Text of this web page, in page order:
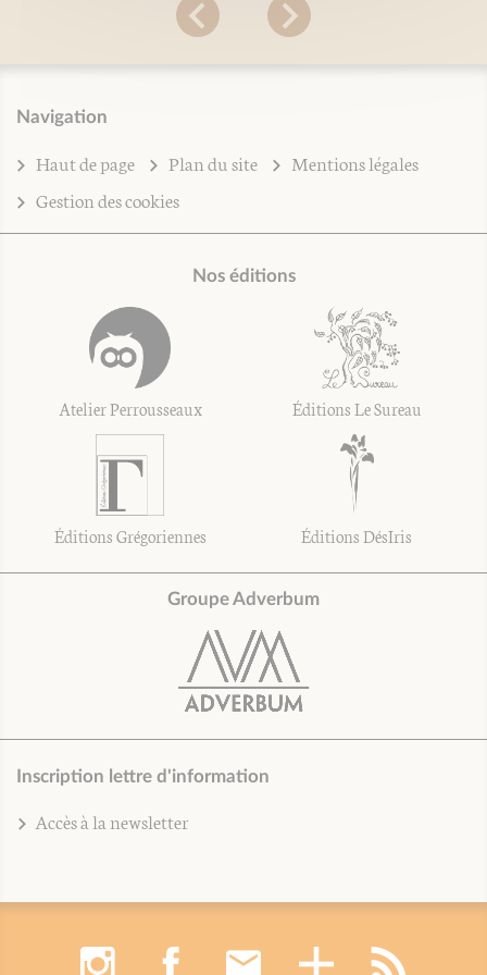
Navigation
Haut de page Plan du site
Mentions légales
Gestion des cookies
Nos éditions
Atelier Perrousseaux Éditions Le Sureau
Éditions Grégoriennes Éditions DésIris
Groupe Adverbum
Inscription lettre d'information
Accès à la newsletter